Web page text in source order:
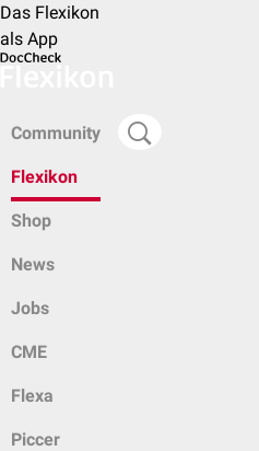
Das Flexikon
als App
Community
Flexikon
Shop
News
Jobs
CME
Flexa
Piccer